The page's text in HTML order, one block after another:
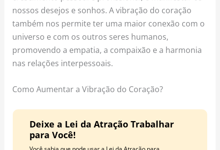
nossos desejos e sonhos. A vibração do coração
também nos permite ter uma maior conexão com o
universo e com os outros seres humanos,
promovendo a empatia, a compaixão e a harmonia
nas relações interpessoais.
Como Aumentar a Vibração do Coração?
Deixe a Lei da Atração Trabalhar
para Você!